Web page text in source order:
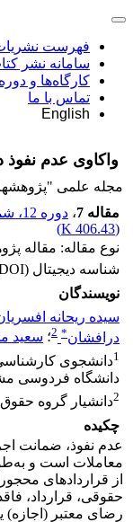
فهرست
سامانه نشر
کارگاه‌ها و
تماس با ما
English
واکاوی عدم نفوذ
مجله علمی
مقاله 7
، دوره 12، شماره 1
(
406.43 K
)
نوع مقاله: مقاله
شناسه دیجیتال (DOI):
نویسندگان
سیده ریحانه
درافشان*
2؛ سعید
1دانشجوی
دانشگاه فردوسی
2دانشیار گروه
چکیده
عدم نفوذ، ضمانت
معاملات است و
از قراردادهای
حقوقی، قرارداد،
رضای معتبر (اجازه)